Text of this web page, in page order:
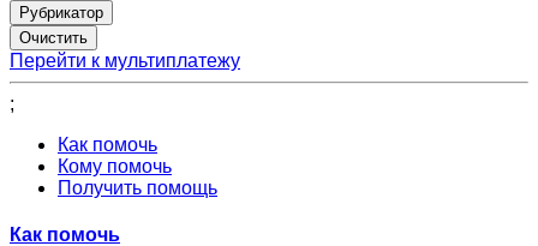
Рубрикатор
Перейти к мультиплатежу
;
Как помочь
Кому помочь
Получить помощь
Как помочь